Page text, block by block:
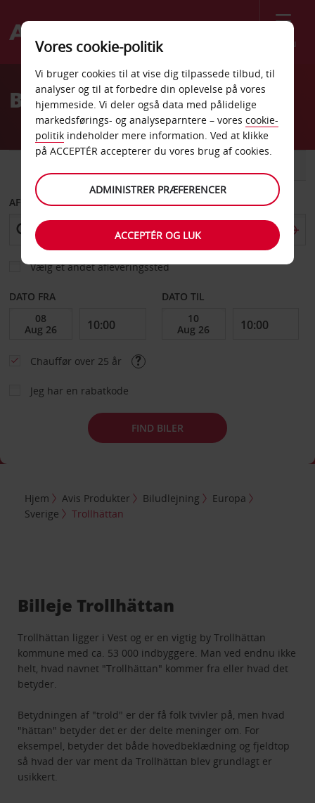
Menu
Welcome
AvisBilleje Trollhättan
AFHENT FRA
Vælg et andet afleveringssted
DATO FRA DATO TIL
Chauffør over 25 år
Jeg har en rabatkode
FIND BILER
Hjem Avis Produkter Biludlejning
Europa
Sverige
Trollhättan
Billeje Trollhättan
Trollhättan ligger i Vest og er en vigtig by Trollhättan
kommune med ca. 53 000 indbyggere. Man ved endnu ikke
helt, hvad navnet "Trollhättan" kommer fra eller hvad det
betyder.
Betydningen af "trold" er der få folk tvivler på, men hvad
"hättan" betyder det er der delte meninger om. For
eksempel, betyder det både hovedbeklædning og fjeldtop
så hvad der var ment da Trollhättan blev grundlagt er
usikkert.
Vores cookie-politik
Vi bruger cookies til at vise dig tilpassede tilbud, til
analyser og til at forbedre din oplevelse på vores
hjemmeside. Vi deler også data med pålidelige
markedsførings- og analyseparntere – vores cookie-
politik indeholder mere information. Ved at klikke
på ACCEPTÉR accepterer du vores brug af cookies.
ADMINISTRER PRÆFERENCER
ACCEPTÉR OG LUK